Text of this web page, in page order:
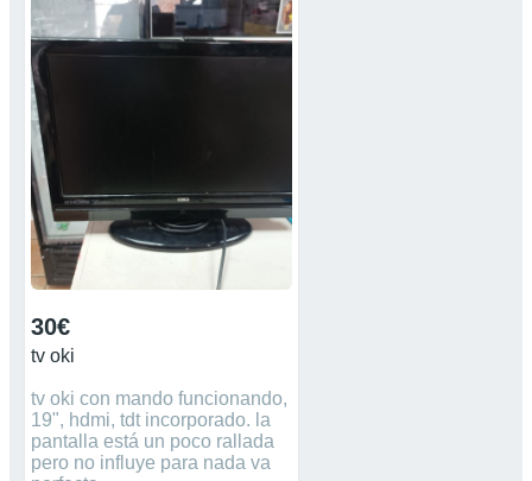
30€
tv oki
tv oki con mando funcionando,
19", hdmi, tdt incorporado. la
pantalla está un poco rallada
pero no influye para nada va